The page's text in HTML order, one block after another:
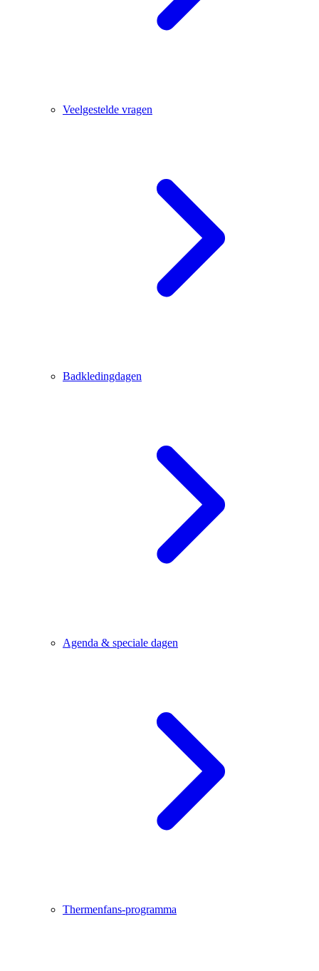
Veelgestelde vragen
Badkledingdagen
Agenda & speciale dagen
Thermenfans-programma